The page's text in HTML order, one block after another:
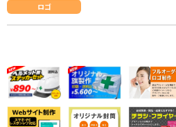
ロゴ